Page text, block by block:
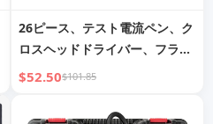
26ピース、テスト電流ペン、ク
ロスヘッドドライバー、フラッ
トヘッドドライバー、安全ハン
ンプライヤー、アレンレンチ、
$52.50$101.85